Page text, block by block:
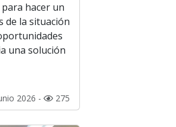
hacer un
de la situación
una solución
2026 - 275